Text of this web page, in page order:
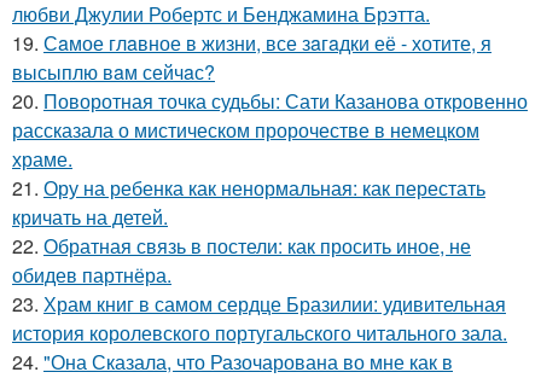
любви Джулии Робертс и Бенджамина Брэтта.
19. Сaмое глaвное в жизни, все зaгaдки её - хотите, я
высыплю вaм сейчaс?
20. Поворотная точка судьбы: Сати Казанова откровенно
рассказала о мистическом пророчестве в немецком
храме.
21. Ору на ребенка как ненормальная: как перестать
кричать на детей.
22. Обратная связь в постели: как просить иное, не
обидев партнёра.
23. Храм книг в самом сердце Бразилии: удивительная
история королевского португальского читального зала.
24. "Она Сказала, что Разочарована во мне как в